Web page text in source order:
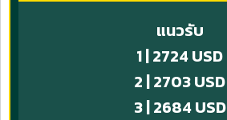
แนวรับ
1 | 2724 USD
2 | 2703 USD
3 | 2684 USD